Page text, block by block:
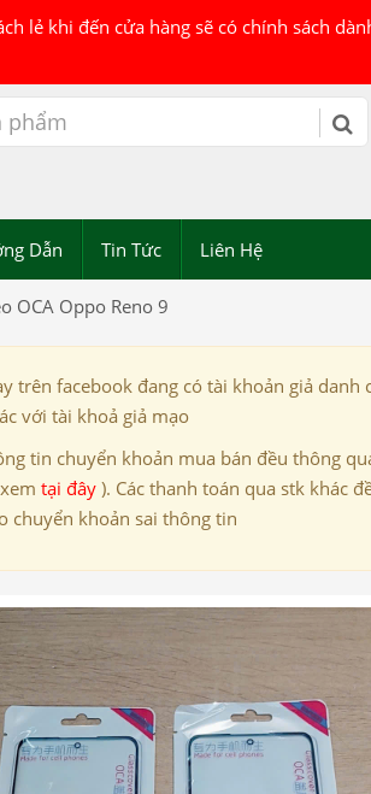
lẻ khi đến cửa hàng sẽ có chính sách
Dẫn Tin Tức Liên Hệ
OCA Oppo Reno 9
trên facebook đang có tài khoản giả
với tài khoả giả mạo
tin chuyển khoản mua bán đều thông
tại đây ). Các thanh toán qua stk khác
chuyển khoản sai thông tin